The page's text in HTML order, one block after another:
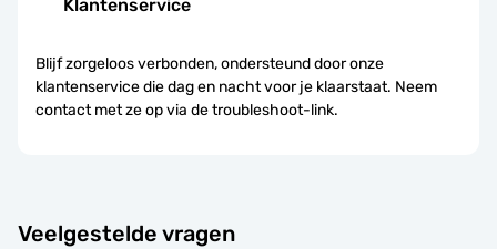
Klantenservice
Blijf zorgeloos verbonden, ondersteund door onze
klantenservice die dag en nacht voor je klaarstaat. Neem
contact met ze op via de troubleshoot-link.
Veelgestelde vragen